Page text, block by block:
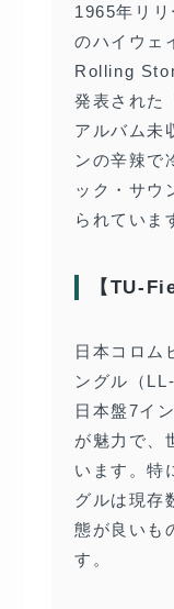
1965年リ
のハイウェ
Rolling
発表された
アルバム未
ンの辛辣で
ック・サウ
られていま
【TU-
日本コロム
ングル（
日本盤7イ
が魅力で、
います。特
グルは現存
態が良いも
す。